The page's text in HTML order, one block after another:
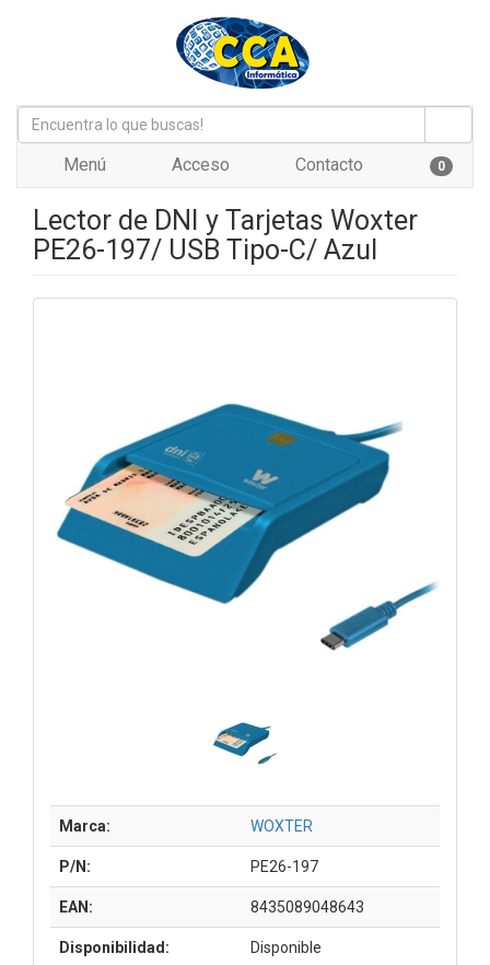
Menú Acceso Contacto 0
Lector de DNI y Tarjetas Woxter
PE26-197/ USB Tipo-C/ Azul
Marca: WOXTER
P/N: PE26-197
EAN: 8435089048643
Disponibilidad: Disponible